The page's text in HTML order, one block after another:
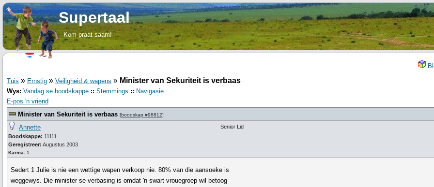
Supertaal
Kom praat saam!
Tuis » Ernstig » Veiligheid & wapens » Minister van Sekuriteit is verbaas
Wys: Vandag se boodskappe :: Stemmings :: Navigasie
E-pos 'n vriend
Minister van Sekuriteit is verbaas [boodskap #98812]
Annette
Boodskappe: 11111
Geregistreer: Augustus 2003
Karma: 1
Senior Lid
Sedert 1 Julie is nie een wettige wapen verkoop nie. 80% van die aansoeke is
weggewys. Die minister se verbasing is omdat 'n swart vrouegroep wil betoog